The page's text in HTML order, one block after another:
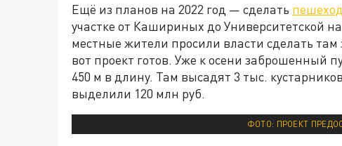
Ещё из планов на 2022 год — сделать
участке от Кашириных до Университетской
местные жители просили власти сделать там
вот проект готов. Уже к осени заброшенный
450 м в длину. Там высадят 3 тыс.
выделили 120 млн руб.
ФОТО: ПРОЕКТ